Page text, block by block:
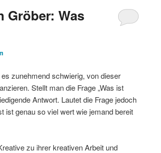
Gröber: Was
zunehmend schwierig, von dieser
Stellt man die Frage „Was ist
Antwort. Lautet die Frage jedoch
ist genau so viel wert wie jemand bereit
zu ihrer kreativen Arbeit und